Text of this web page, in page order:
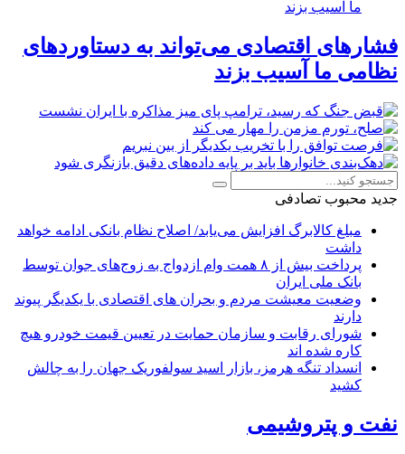
فشارهای اقتصادی می‌تواند به دستاوردهای
نظامی ما آسیب بزند
جدید محبوب تصادفی
مبلغ کالابرگ افزایش می‌یابد/ اصلاح نظام بانکی ادامه خواهد
داشت
پرداخت بیش از ۸ همت وام ازدواج به زوج‌های جوان توسط
بانک ملی ایران
وضعیت معیشت مردم و بحران های اقتصادی با یکدیگر پیوند
دارند
شورای رقابت و سازمان حمایت در تعیین قیمت خودرو هیچ
کاره شده اند
انسداد تنگه هرمز، بازار اسید سولفوریک جهان را به چالش
کشید
نفت و پتروشیمی